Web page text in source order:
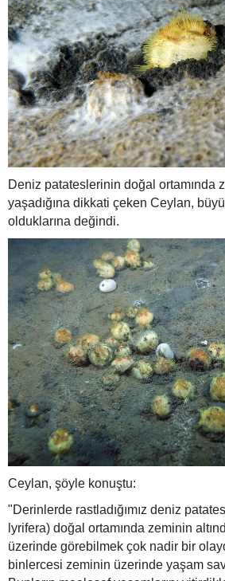
Deniz patateslerinin doğal ortamında
yaşadığına dikkati çeken Ceylan,
olduklarına değindi.
Ceylan, şöyle konuştu:
"Derinlerde rastladığımız deniz
lyrifera) doğal ortamında zeminin
üzerinde görebilmek çok nadir bir
binlercesi zeminin üzerinde yaşam